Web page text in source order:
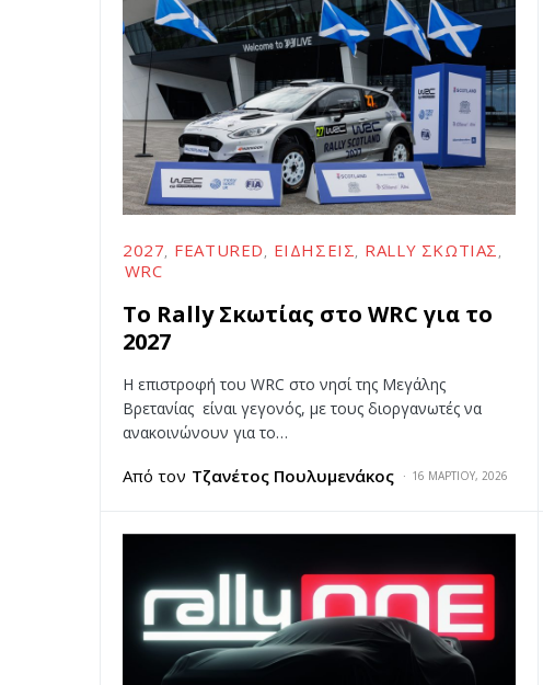
2027 FEATURED ΕΙΔΉΣΕΙΣ RALLY ΣΚΩΤΊΑΣ
WRC
Το Rally Σκωτίας στο WRC για το
2027
Η επιστροφή του WRC στο νησί της Μεγάλης
Βρετανίας είναι γεγονός, με τους διοργανωτές να
ανακοινώνουν για το…
Από τον Τζανέτος Πουλυμενάκος 16 ΜΑΡΤΊΟΥ, 2026